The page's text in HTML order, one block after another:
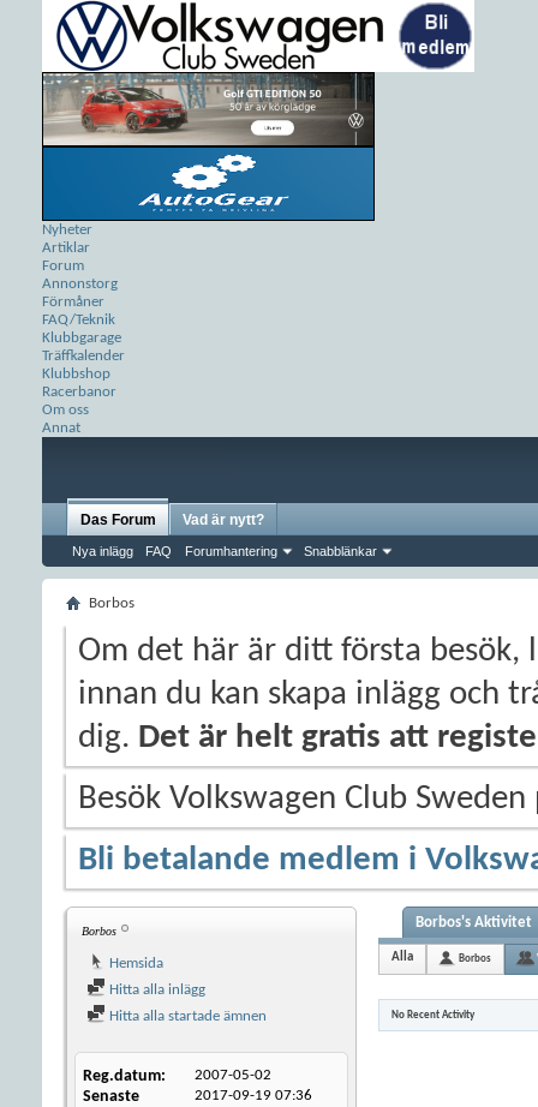
Nyheter
Artiklar
Forum
Annonstorg
Förmåner
FAQ/Teknik
Klubbgarage
Träffkalender
Klubbshop
Racerbanor
Om oss
Annat
Das Forum
Nya inlägg FAQ Forumhantering Snabblänkar
Vad är nytt?
Borbos
Om det här är ditt första besök,
innan du kan skapa inlägg och
dig. Det är helt gratis att
Besök Volkswagen Club
Bli betalande medlem i
Borbos
Hemsida
Hitta alla inlägg
Hitta alla startade ämnen
Reg.datum 2007-05-02
Senaste
2017-09-19 07:36
Borbos's Aktivitet
Alla Borbos
No Recent Activity